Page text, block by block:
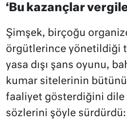
‘Bu kazançlar
Şimşek, birçoğu
örgütlerince yönetildiği
yasa dışı şans oyunu,
kumar sitelerinin
faaliyet gösterdiğini dile
sözlerini şöyle sürdürdü: